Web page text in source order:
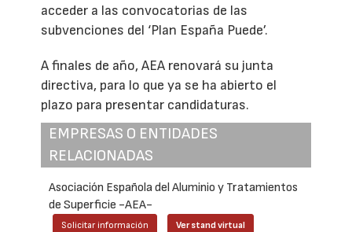
acceder a las convocatorias de las
subvenciones del ‘Plan España Puede’.
A finales de año, AEA renovará su junta
directiva, para lo que ya se ha abierto el
plazo para presentar candidaturas.
EMPRESAS O ENTIDADES
RELACIONADAS
Asociación Española del Aluminio y Tratamientos
de Superficie -AEA-
Solicitar información Ver stand virtual